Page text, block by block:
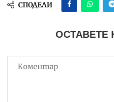
СПОДЕЛИ
ОСТАВЕТЕ